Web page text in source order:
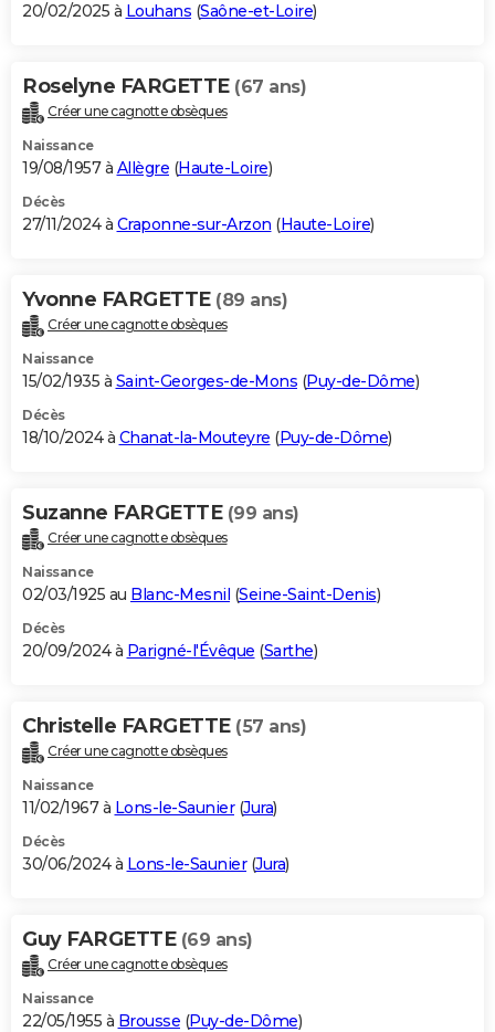
20/02/2025 à Louhans (Saône-et-Loire)
Roselyne FARGETTE (67 ans)
Créer une cagnotte obsèques
Naissance
19/08/1957 à Allègre (Haute-Loire)
Décès
27/11/2024 à Craponne-sur-Arzon (Haute-Loire)
Yvonne FARGETTE (89 ans)
Créer une cagnotte obsèques
Naissance
15/02/1935 à Saint-Georges-de-Mons (Puy-de-Dôme)
Décès
18/10/2024 à Chanat-la-Mouteyre (Puy-de-Dôme)
Suzanne FARGETTE (99 ans)
Créer une cagnotte obsèques
Naissance
02/03/1925 au Blanc-Mesnil (Seine-Saint-Denis)
Décès
20/09/2024 à Parigné-l'Évêque (Sarthe)
Christelle FARGETTE (57 ans)
Créer une cagnotte obsèques
Naissance
11/02/1967 à Lons-le-Saunier(Jura)
Décès
30/06/2024 à Lons-le-Saunier(Jura)
Guy FARGETTE (69 ans)
Créer une cagnotte obsèques
Naissance
22/05/1955 à Brousse (Puy-de-Dôme)